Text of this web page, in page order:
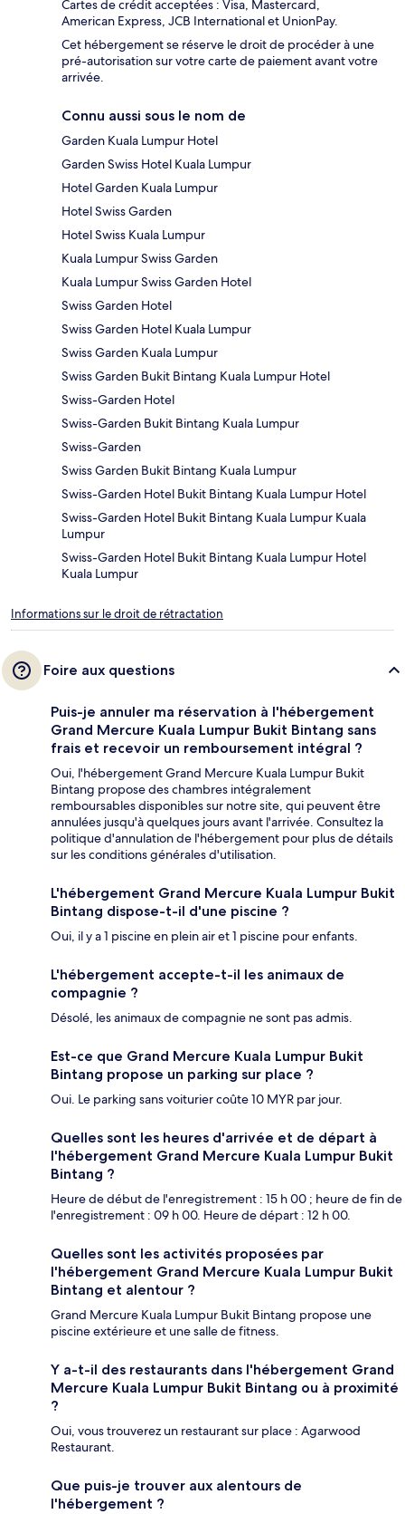
Cartes de crédit acceptées : Visa, Mastercard,
American Express, JCB International et UnionPay.
Cet hébergement se réserve le droit de procéder à une
pré-autorisation sur votre carte de paiement avant votre
arrivée.
Connu aussi sous le nom de
Garden Kuala Lumpur Hotel
Garden Swiss Hotel Kuala Lumpur
Hotel Garden Kuala Lumpur
Hotel Swiss Garden
Hotel Swiss Kuala Lumpur
Kuala Lumpur Swiss Garden
Kuala Lumpur Swiss Garden Hotel
Swiss Garden Hotel
Swiss Garden Hotel Kuala Lumpur
Swiss Garden Kuala Lumpur
Swiss Garden Bukit Bintang Kuala Lumpur Hotel
Swiss-Garden Hotel
Swiss-Garden Bukit Bintang Kuala Lumpur
Swiss-Garden
Swiss Garden Bukit Bintang Kuala Lumpur
Swiss-Garden Hotel Bukit Bintang Kuala Lumpur Hotel
Swiss-Garden Hotel Bukit Bintang Kuala Lumpur Kuala
Lumpur
Swiss-Garden Hotel Bukit Bintang Kuala Lumpur Hotel
Kuala Lumpur
Informations sur le droit de rétractation
Foire aux questions
Puis-je annuler ma réservation à l'hébergement
Grand Mercure Kuala Lumpur Bukit Bintang sans
frais et recevoir un remboursement intégral ?
Oui, l'hébergement Grand Mercure Kuala Lumpur Bukit
Bintang propose des chambres intégralement
remboursables disponibles sur notre site, qui peuvent être
annulées jusqu'à quelques jours avant l'arrivée. Consultez la
politique d'annulation de l'hébergement pour plus de détails
sur les conditions générales d'utilisation.
L'hébergement Grand Mercure Kuala Lumpur Bukit
Bintang dispose-t-il d'une piscine ?
Oui, il y a 1 piscine en plein air et 1 piscine pour enfants.
L'hébergement accepte-t-il les animaux de
compagnie ?
Désolé, les animaux de compagnie ne sont pas admis.
Est-ce que Grand Mercure Kuala Lumpur Bukit
Bintang propose un parking sur place ?
Oui. Le parking sans voiturier coûte 10 MYR par jour.
Quelles sont les heures d'arrivée et de départ à
l'hébergement Grand Mercure Kuala Lumpur Bukit
Bintang ?
Heure de début de l'enregistrement : 15 h 00 ; heure de fin de
l'enregistrement : 09 h 00. Heure de départ : 12 h 00.
Quelles sont les activités proposées par
l'hébergement Grand Mercure Kuala Lumpur Bukit
Bintang et alentour ?
Grand Mercure Kuala Lumpur Bukit Bintang propose une
piscine extérieure et une salle de fitness.
Y a-t-il des restaurants dans l'hébergement Grand
Mercure Kuala Lumpur Bukit Bintang ou à proximité
?
Oui, vous trouverez un restaurant sur place : Agarwood
Restaurant.
Que puis-je trouver aux alentours de
l'hébergement ?